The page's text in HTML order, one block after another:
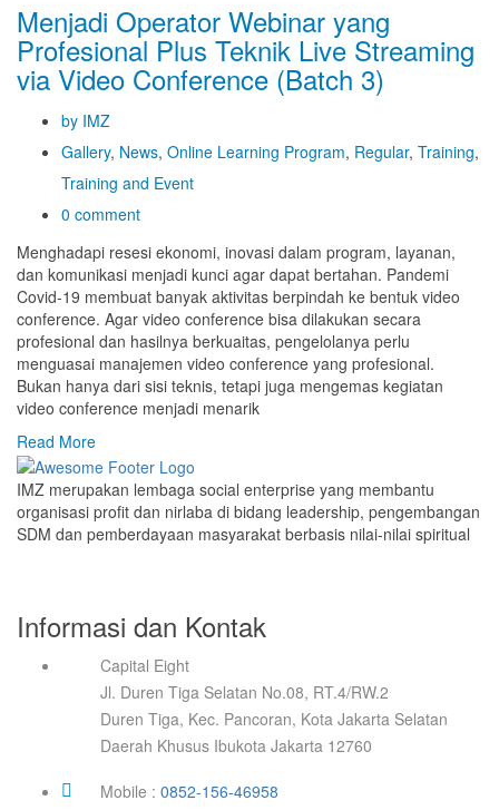
Menjadi Operator Webinar yang
Profesional Plus Teknik Live Streaming
via Video Conference (Batch 3)
by IMZ
Gallery, News, Online Learning Program, Regular, Training,
Training and Event
0 comment
Menghadapi resesi ekonomi, inovasi dalam program, layanan,
dan komunikasi menjadi kunci agar dapat bertahan. Pandemi
Covid-19 membuat banyak aktivitas berpindah ke bentuk video
conference. Agar video conference bisa dilakukan secara
profesional dan hasilnya berkuaitas, pengelolanya perlu
menguasai manajemen video conference yang profesional.
Bukan hanya dari sisi teknis, tetapi juga mengemas kegiatan
video conference menjadi menarik
Read More
IMZ merupakan lembaga social enterprise yang membantu
organisasi profit dan nirlaba di bidang leadership, pengembangan
SDM dan pemberdayaan masyarakat berbasis nilai-nilai spiritual
Informasi dan Kontak
Capital Eight
Jl. Duren Tiga Selatan No.08, RT.4/RW.2
Duren Tiga, Kec. Pancoran, Kota Jakarta Selatan
Daerah Khusus Ibukota Jakarta 12760
Mobile : 0852-156-46958